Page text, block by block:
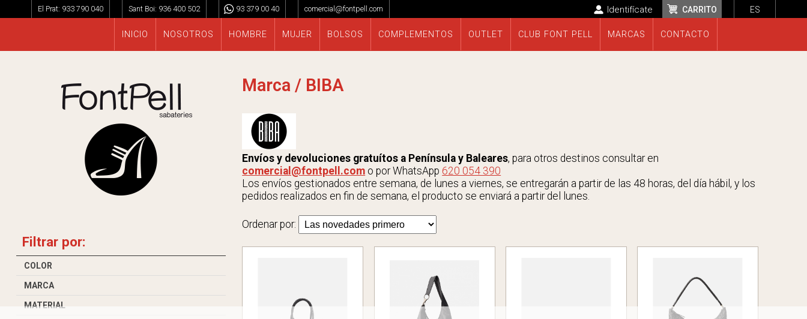
ES
El Prat: 933 790 040 Sant Boi: 936 400 502 93 379 00 40 comercial@fontpell.com CARRITO
Identifícate
INICIO NOSOTROS HOMBRE MUJER BOLSOS COMPLEMENTOS OUTLET CLUB FONT PELL MARCAS CONTACTO
Filtrar por:
COLOR
MARCA
MATERIAL
Marca / BIBA
Envíos y devoluciones gratuítos a Península y Baleares, para otros destinos consultar en
comercial@fontpell.com o por WhatsApp 620 054 390
Los envíos gestionados entre semana, de lunes a viernes, se entregarán a partir de las 48 horas, del día hábil, y los
pedidos realizados en fin de semana, el producto se enviará a partir del lunes.
Ordenar por: